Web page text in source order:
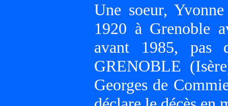
Une soeur,
1920 à Grenoble
avant 1985,
GRENOBLE
Georges de